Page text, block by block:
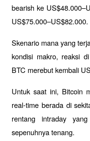
bearish ke
US$75.000–US$82.000.
Skenario mana yang
kondisi makro, reaksi
BTC merebut kembali
Untuk saat ini, Bitcoin
real-time berada di
rentang intraday
sepenuhnya tenang.